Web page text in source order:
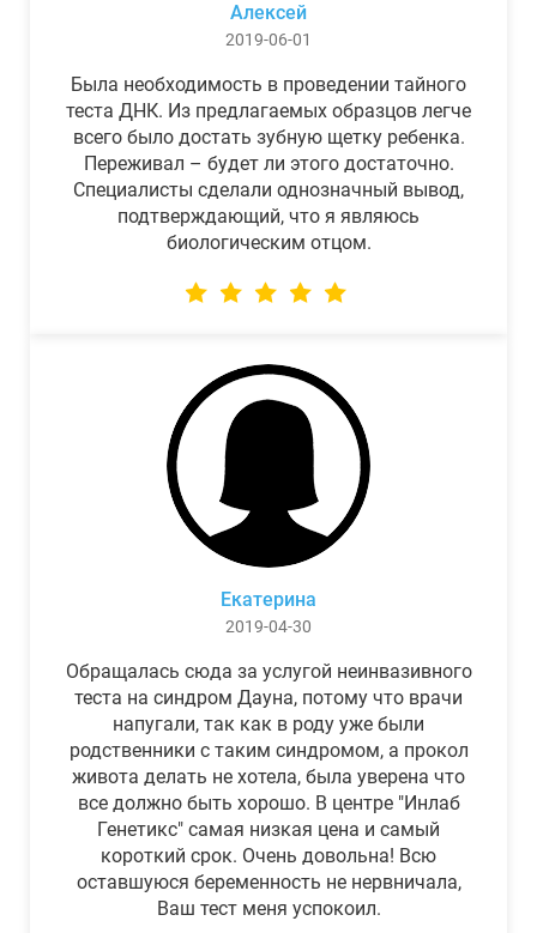
Алексей
2019-06-01
Была необходимость в проведении тайного
теста ДНК. Из предлагаемых образцов легче
всего было достать зубную щетку ребенка.
Переживал – будет ли этого достаточно.
Специалисты сделали однозначный вывод,
подтверждающий, что я являюсь
биологическим отцом.
Екатерина
2019-04-30
Обращалась сюда за услугой неинвазивного
теста на синдром Дауна, потому что врачи
напугали, так как в роду уже были
родственники с таким синдромом, а прокол
живота делать не хотела, была уверена что
все должно быть хорошо. В центре "Инлаб
Генетикс" самая низкая цена и самый
короткий срок. Очень довольна! Всю
оставшуюся беременность не нервничала,
Ваш тест меня успокоил.